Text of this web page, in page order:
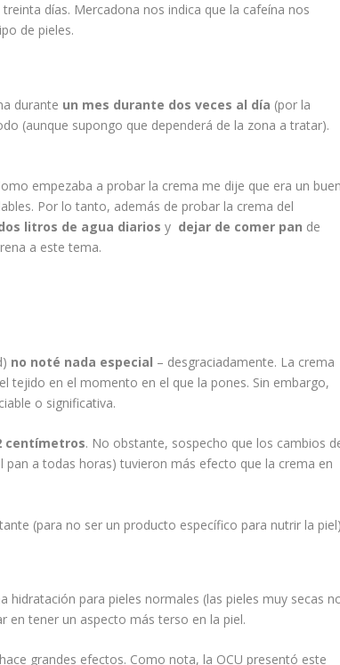
días. Mercadona nos indica que la cafeína nos
de pieles.
durante un mes durante dos veces al día (por la
(aunque supongo que dependerá de la zona a tratar).
empezaba a probar la crema me dije que era un
Por lo tanto, además de probar la crema del
litros de agua diarios y dejar de comer pan de
a este tema.
no noté nada especial – desgraciadamente. La crema
tejido en el momento en el que la pones. Sin embargo,
o significativa.
centímetros. No obstante, sospecho que los cambios
pan a todas horas) tuvieron más efecto que la crema en
(para no ser un producto específico para nutrir la
hidratación para pieles normales (las pieles muy secas
en tener un aspecto más terso en la piel.
grandes efectos. Como nota, la OCU presentó este